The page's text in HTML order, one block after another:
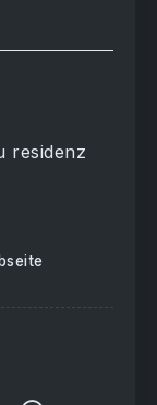
residenz